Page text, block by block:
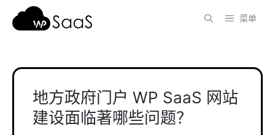
菜单
地方政府门户 WP SaaS 网站
建设面临著哪些问题？